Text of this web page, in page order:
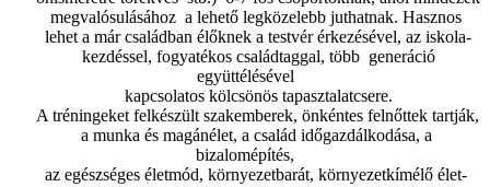
megvalósulásához a lehető legközelebb juthatnak. Hasznos
lehet a már családban élőknek a testvér érkezésével, az iskola-
kezdéssel, fogyatékos családtaggal, több generáció
együttélésével
kapcsolatos kölcsönös tapasztalatcsere.
A tréningeket felkészült szakemberek, önkéntes felnőttek tartják,
a munka és magánélet, a család időgazdálkodása, a
bizalomépítés,
az egészséges életmód, környezetbarát, környezetkímélő élet-